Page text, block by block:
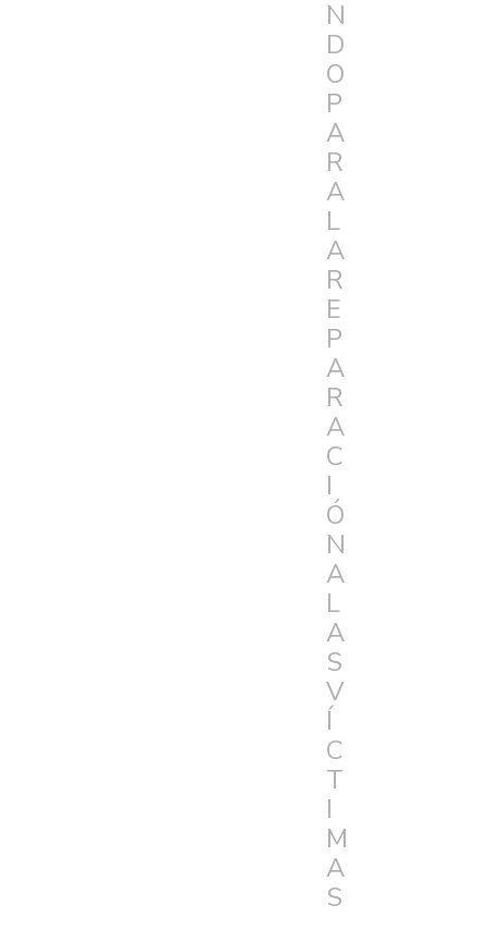
N
D
O
P
A
R
A
L
A
R
E
P
A
R
A
C
I
Ó
N
A
L
A
S
V
Í
C
T
I
M
A
S